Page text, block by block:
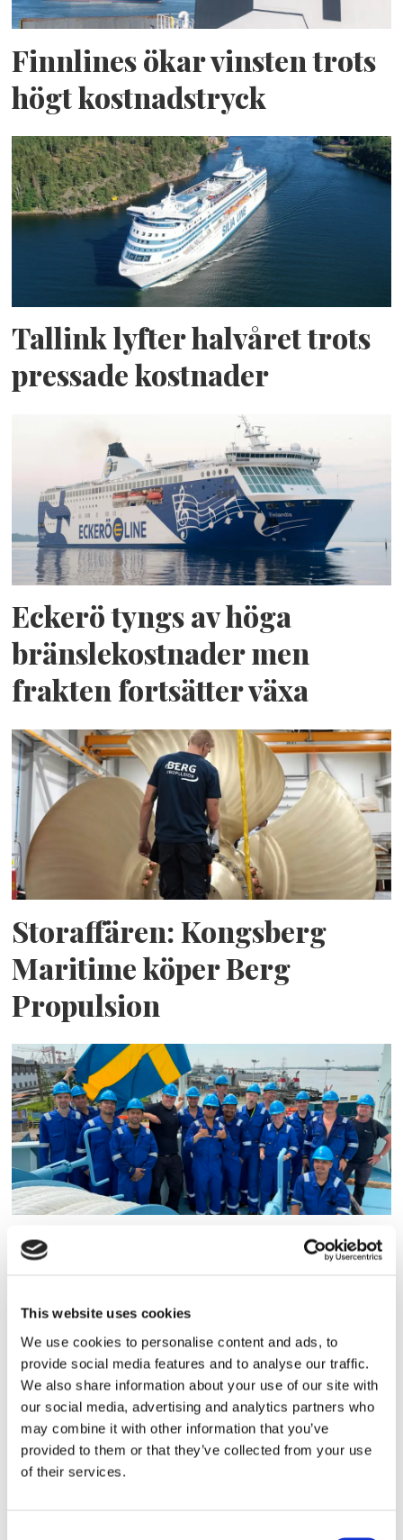
This website uses cookies
We use cookies to personalise content and ads, to
provide social media features and to analyse our traffic.
We also share information about your use of our site with
our social media, advertising and analytics partners who
may combine it with other information that you’ve
provided to them or that they’ve collected from your use
of their services.
Finnlines ökar vinsten trots
högt kostnadstryck
Tallink lyfter halvåret trots
pressade kostnader
Eckerö tyngs av höga
bränslekostnader men
frakten fortsätter växa
Storaffären: Kongsberg
Maritime köper Berg
Propulsion
Sirius tar leverans av